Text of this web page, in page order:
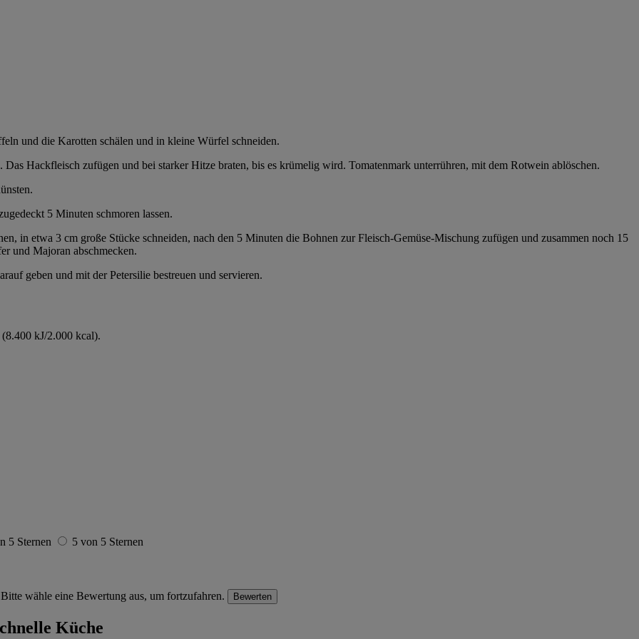
und die Karotten schälen und in kleine Würfel schneiden.
Hackfleisch zufügen und bei starker Hitze braten, bis es krümelig wird. Tomatenmark unterrühren, mit dem Rotwein ablöschen.
5 Minuten schmoren lassen.
in etwa 3 cm große Stücke schneiden, nach den 5 Minuten die Bohnen zur Fleisch-Gemüse-Mischung zufügen und zusammen noch 15
und Majoran abschmecken.
geben und mit der Petersilie bestreuen und servieren.
kJ/2.000 kcal).
5 Sternen 5 von 5 Sternen
wähle eine Bewertung aus, um fortzufahren. Bewerten
Küche